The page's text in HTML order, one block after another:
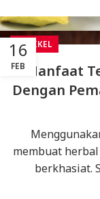
ARTIKEL
Manfaat
Dengan
membuat
berkhasiat.
16
FEB